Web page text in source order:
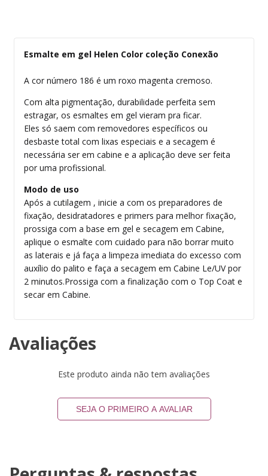
Esmalte em gel Helen Color coleção Conexão
A cor número 186 é um roxo magenta cremoso.
Com alta pigmentação, durabilidade perfeita sem
estragar, os esmaltes em gel vieram pra ficar.
Eles só saem com removedores específicos ou
desbaste total com lixas especiais e a secagem é
necessária ser em cabine e a aplicação deve ser feita
por uma profissional.
Modo de uso
Após a cutilagem , inicie a com os preparadores de
fixação, desidratadores e primers para melhor fixação,
prossiga com a base em gel e secagem em Cabine,
aplique o esmalte com cuidado para não borrar muito
as laterais e já faça a limpeza imediata do excesso com
auxílio do palito e faça a secagem em Cabine Le/UV por
2 minutos.Prossiga com a finalização com o Top Coat e
secar em Cabine.
Avaliações
Este produto ainda não tem avaliações
SEJA O PRIMEIRO A AVALIAR